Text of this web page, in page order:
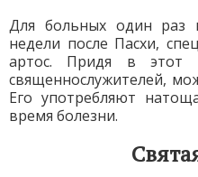
Для больных один раз
недели после Пасхи,
артос. Придя в этот
священнослужителей,
Его употребляют
время болезни.